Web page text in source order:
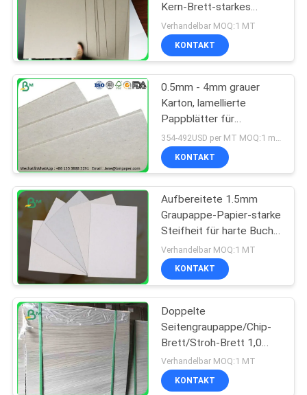
Kern-Brett-starkes
Geschirr für das
Verpacken
Verhandelbar MOQ:1 MT
KONTAKT
0.5mm - 4mm grauer
Karton, lamellierte
Pappblätter für
Buchbindung
KONTAKT
Aufbereitete 1.5mm
Graupappe-Papier-starke
Steifheit für harte Buch-
Bedeckung
Verhandelbar MOQ:1 MT
KONTAKT
Doppelte
Seitengraupappe/Chip-
Brett/Stroh-Brett 1,0
Millimeter Stärke
Verhandelbar MOQ:1 MT
KONTAKT